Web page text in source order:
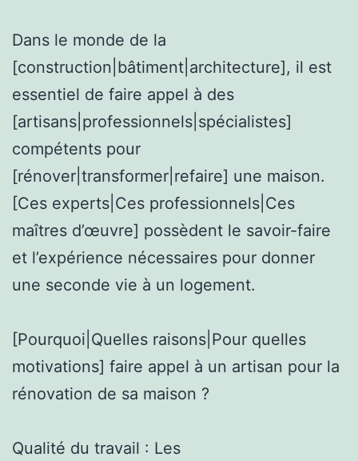
Dans le monde de la
[construction|bâtiment|architecture], il est
essentiel de faire appel à des
[artisans|professionnels|spécialistes]
compétents pour
[rénover|transformer|refaire] une maison.
[Ces experts|Ces professionnels|Ces
maîtres d’œuvre] possèdent le savoir-faire
et l’expérience nécessaires pour donner
une seconde vie à un logement.
[Pourquoi|Quelles raisons|Pour quelles
motivations] faire appel à un artisan pour la
rénovation de sa maison ?
Qualité du travail : Les